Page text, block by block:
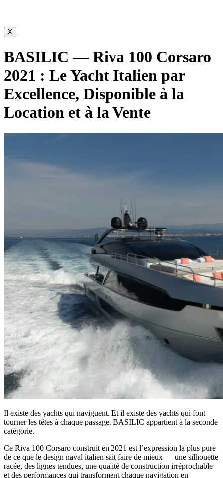
X
BASILIC — Riva 100 Corsaro
2021 : Le Yacht Italien par
Excellence, Disponible à la
Location et à la Vente
Il existe des yachts qui naviguent. Et il existe des yachts qui font
tourner les têtes à chaque passage. BASILIC appartient à la seconde
catégorie.
Ce Riva 100 Corsaro construit en 2021 est l’expression la plus pure
de ce que le design naval italien sait faire de mieux — une silhouette
racée, des lignes tendues, une qualité de construction irréprochable
et des performances qui transforment chaque navigation en